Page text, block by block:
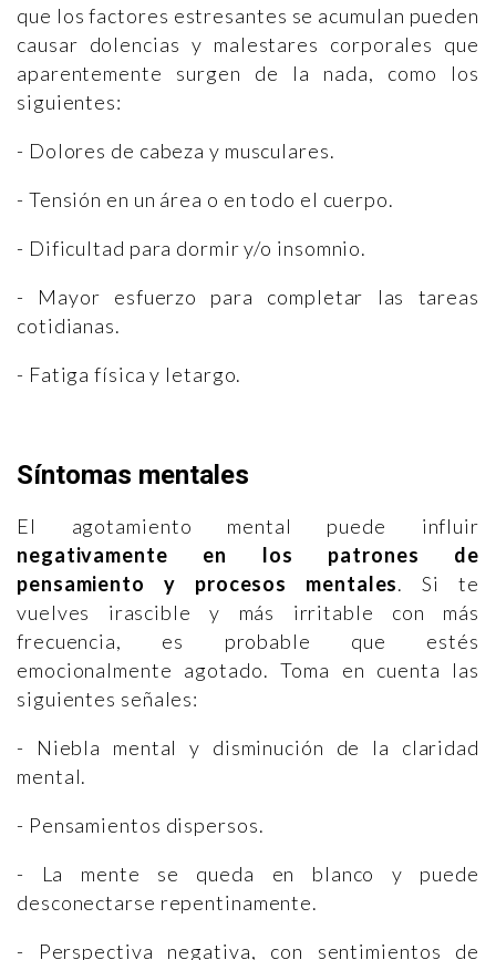
que los factores estresantes se acumulan pueden
causar dolencias y malestares corporales que
aparentemente surgen de la nada, como los
siguientes:
- Dolores de cabeza y musculares.
- Tensión en un área o en todo el cuerpo.
- Dificultad para dormir y/o insomnio.
- Mayor esfuerzo para completar las tareas
cotidianas.
- Fatiga física y letargo.
Síntomas mentales
El agotamiento mental puede influir
negativamente en los patrones de
pensamiento y procesos mentales. Si te
vuelves irascible y más irritable con más
frecuencia, es probable que estés
emocionalmente agotado. Toma en cuenta las
siguientes señales:
- Niebla mental y disminución de la claridad
mental.
- Pensamientos dispersos.
- La mente se queda en blanco y puede
desconectarse repentinamente.
- Perspectiva negativa, con sentimientos de